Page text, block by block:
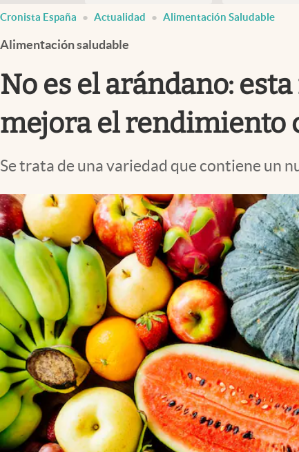
Cronista España Actualidad Alimentación Saludable
Alimentación saludable
No es el arándano:
mejora el rendimiento
Se trata de una variedad que contiene un